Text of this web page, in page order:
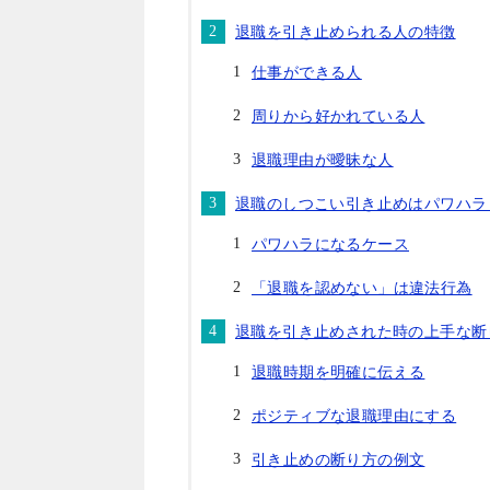
退職を引き止められる人の特徴
仕事ができる人
周りから好かれている人
退職理由が曖昧な人
退職のしつこい引き止めはパワハラ
パワハラになるケース
「退職を認めない」は違法行為
退職を引き止めされた時の上手な
退職時期を明確に伝える
ポジティブな退職理由にする
引き止めの断り方の例文